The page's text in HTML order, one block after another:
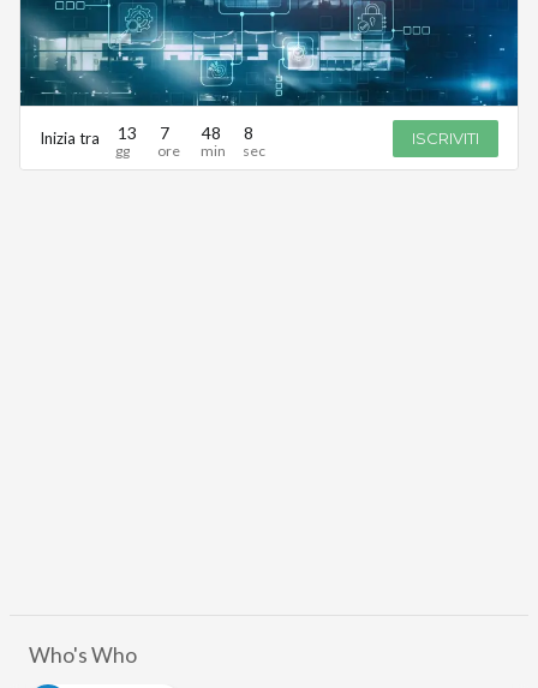
Inizia tra 13 7 48 8 ISCRIVITI
Who's Who